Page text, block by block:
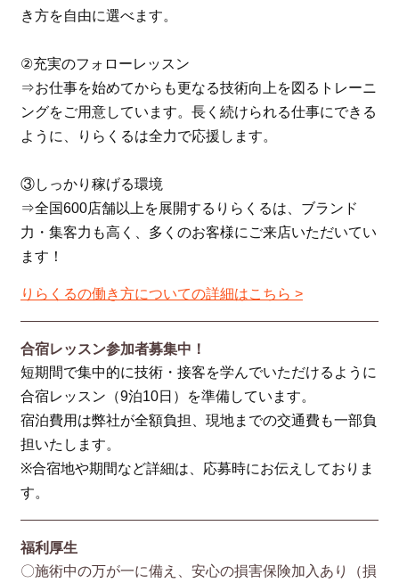
き方を自由に選べます。
②充実のフォローレッスン
⇒お仕事を始めてからも更なる技術向上を図るトレーニ
ングをご用意しています。長く続けられる仕事にできる
ように、りらくるは全力で応援します。
③しっかり稼げる環境
⇒全国600店舗以上を展開するりらくるは、ブランド
力・集客力も高く、多くのお客様にご来店いただいてい
ます！
りらくるの働き方についての詳細はこちら >
合宿レッスン参加者募集中！
短期間で集中的に技術・接客を学んでいただけるように
合宿レッスン（9泊10日）を準備しています。
宿泊費用は弊社が全額負担、現地までの交通費も一部負
担いたします。
※合宿地や期間など詳細は、応募時にお伝えしておりま
す。
福利厚生
〇施術中の万が一に備え、安心の損害保険加入あり（損